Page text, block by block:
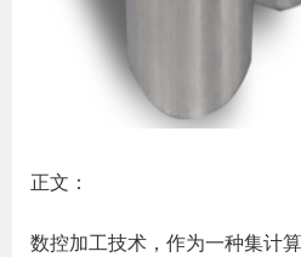
正文：
数控加工技术，作为一种集计